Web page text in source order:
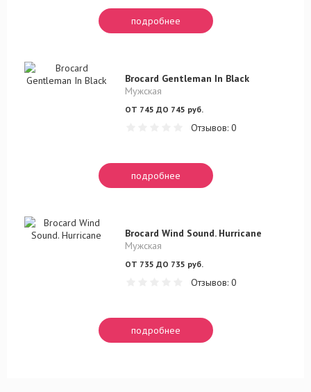
подробнее
Brocard Gentleman In Black
Мужская
ОТ 745 ДО 745 руб.
Отзывов: 0
подробнее
Brocard Wind Sound. Hurricane
Мужская
ОТ 735 ДО 735 руб.
Отзывов: 0
подробнее